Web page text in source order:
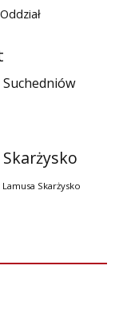
Suchedniów
Lamusa Skarżysko